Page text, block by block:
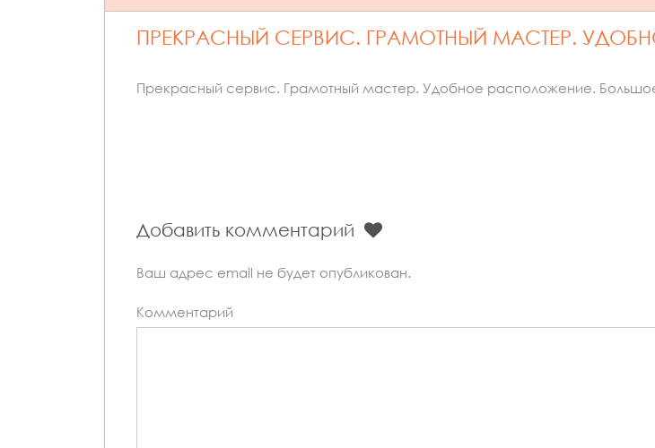
ПРЕКРАСНЫЙ СЕРВИС. ГРАМОТНЫЙ МАСТЕР.
Прекрасный сервис. Грамотный мастер. Удобное расположение.
Добавить комментарий
Ваш адрес email не будет опубликован.
Комментарий